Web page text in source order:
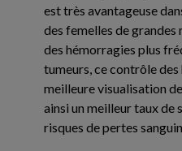
est très avantageuse
des femelles de
des hémorragies plus
tumeurs, ce contrôle
meilleure visualisation
ainsi un meilleur taux de
risques de pertes